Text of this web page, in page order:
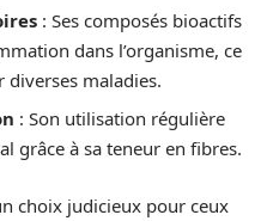
: Ses composés bioactifs
dans l’organisme, ce
maladies.
: Son utilisation régulière
grâce à sa teneur en fibres.
choix judicieux pour ceux